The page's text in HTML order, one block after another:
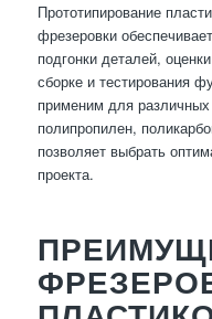
Прототипирование
фрезеровки
подгонки деталей,
сборке и тестирования
применим для
полипропилен,
позволяет выбрать
проекта.